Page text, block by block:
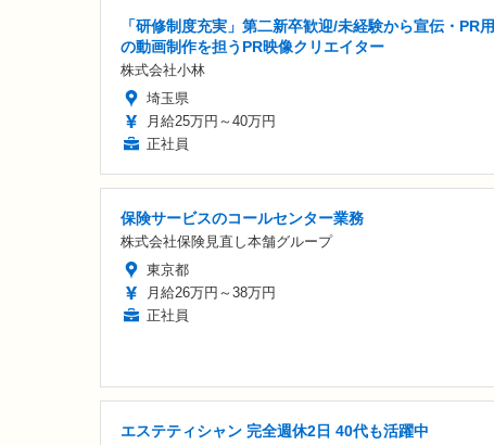
「研修制度充実」第二新卒歓迎/未経験から宣伝・PR用
の動画制作を担うPR映像クリエイター
株式会社小林
埼玉県
月給25万円～40万円
正社員
保険サービスのコールセンター業務
株式会社保険見直し本舗グループ
東京都
月給26万円～38万円
正社員
エステティシャン 完全週休2日 40代も活躍中